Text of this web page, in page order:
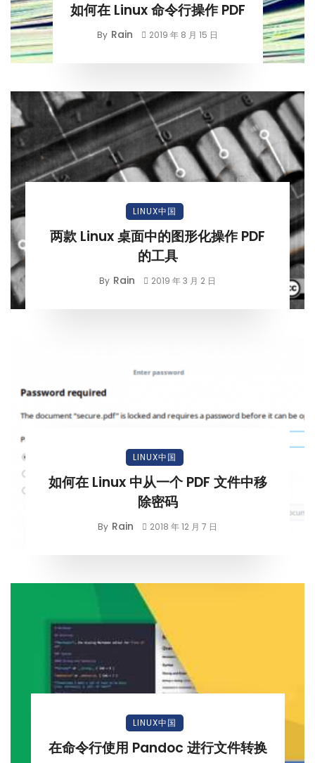
如何在 Linux 命令行操作 PDF
By Rain 2019 年 8 月 15 日
LINUX中国
两款 Linux 桌面中的图形化操作 PDF
的工具
By Rain 2019 年 3 月 2 日
LINUX中国
如何在 Linux 中从一个 PDF 文件中移
除密码
By Rain 2018 年 12 月 7 日
LINUX中国
在命令行使用 Pandoc 进行文件转换